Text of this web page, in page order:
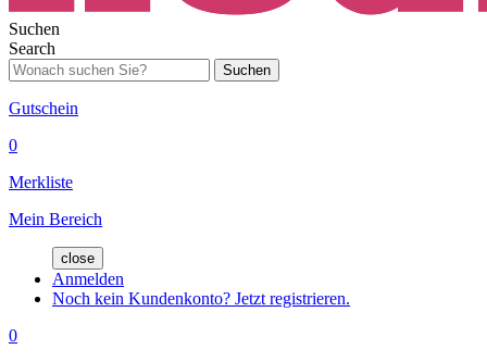
Suchen
Search
Suchen
Gutschein
0
Merkliste
Mein Bereich
close
Anmelden
Noch kein Kundenkonto? Jetzt registrieren.
0